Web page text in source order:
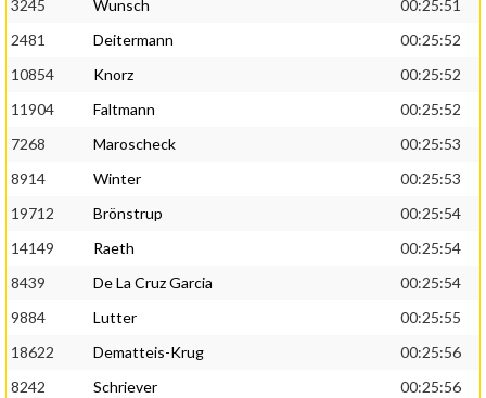
3245
Wunsch
00:25:51
2481
Deitermann
00:25:52
10854
Knorz
00:25:52
11904
Faltmann
00:25:52
7268
Maroscheck
00:25:53
8914
Winter
00:25:53
19712
Brönstrup
00:25:54
14149
Raeth
00:25:54
8439
De La Cruz Garcia
00:25:54
9884
Lutter
00:25:55
18622
Dematteis-Krug
00:25:56
8242
Schriever
00:25:56